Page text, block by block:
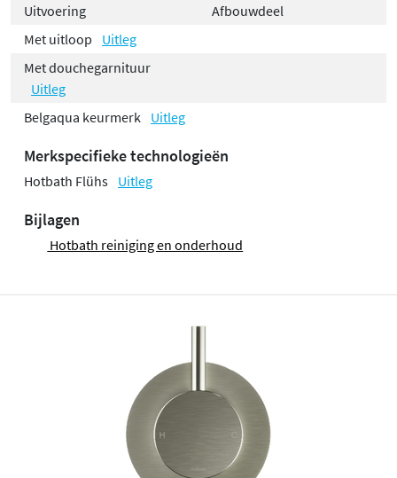
Uitvoering
Afbouwdeel
Met uitloop
Uitleg
Met douchegarnituur
Uitleg
Belgaqua keurmerk Uitleg
Merkspecifieke technologieën
Hotbath Flühs Uitleg
Bijlagen
Hotbath reiniging en onderhoud